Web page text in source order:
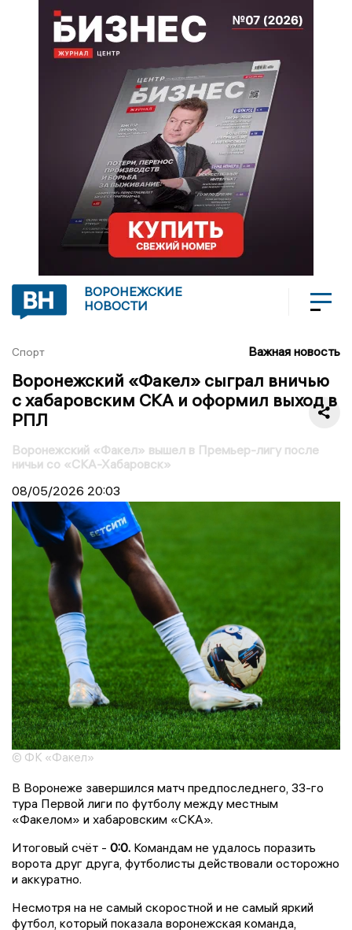
ВОРОНЕЖСКИЕ
НОВОСТИ
Спорт Важная новость
Воронежский «Факел» сыграл вничью
с хабаровским СКА и оформил выход в
РПЛ
Воронежский «Факел» вышел в Премьер-лигу после
ничьи со «СКА-Хабаровск»
08/05/2026 20:03
© ФК «Факел»
В Воронеже завершился матч предпоследнего, 33-го
тура Первой лиги по футболу между местным
«Факелом» и хабаровским «СКА».
Итоговый счёт - 0:0. Командам не удалось поразить
ворота друг друга, футболисты действовали осторожно
и аккуратно.
Несмотря на не самый скоростной и не самый яркий
футбол, который показала воронежская команда,